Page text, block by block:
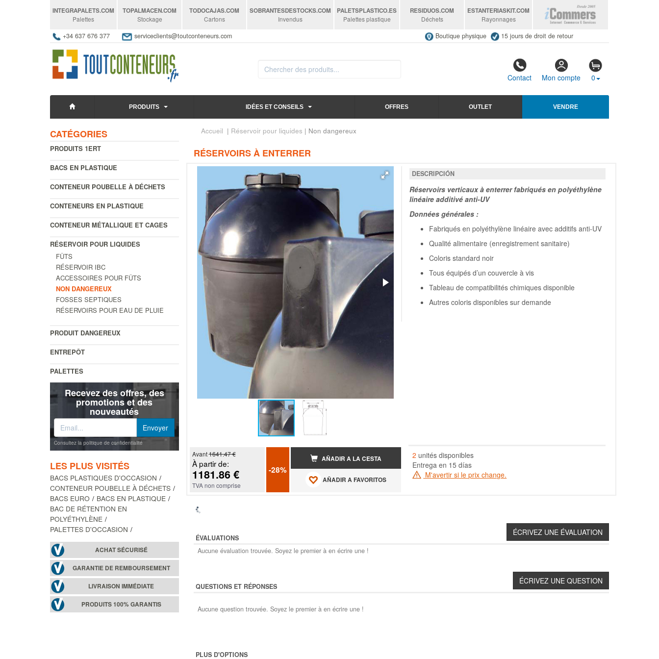
INTEGRAPALETS.COM
Palettes
TOPALMACEN.COM
Stockage
TODOCAJAS.COM
Cartons
SOBRANTESDESTOCKS.COM
Invendus
PALETSPLASTICO.ES
Palettes plastique
RESIDUOS.COM
Déchets
ESTANTERIASKIT.COM
Rayonnages
+34 637 676 377 serviceclients@toutconteneurs.com Boutique physique 15 jours de droit de retour
Contact Mon compte 0
PRODUITS IDÉES ET CONSEILS OFFRES OUTLET VENDRE
CATÉGORIES
PRODUITS 1ERT
BACS EN PLASTIQUE
CONTENEUR POUBELLE À DÉCHETS
CONTENEURS EN PLASTIQUE
CONTENEUR MÉTALLIQUE ET CAGES
RÉSERVOIR POUR LIQUIDES
FÛTS
RÉSERVOIR IBC
ACCESSOIRES POUR FÛTS
NON DANGEREUX
FOSSES SEPTIQUES
RÉSERVOIRS POUR EAU DE PLUIE
PRODUIT DANGEREUX
ENTREPÔT
PALETTES
Recevez des offres, des
promotions et des
nouveautés
Consultez la politique de confidentialité
LES PLUS VISITÉS
BACS PLASTIQUES D'OCCASION
CONTENEUR POUBELLE À DÉCHETS
BACS EURO
BACS EN PLASTIQUE
BAC DE RÉTENTION EN
POLYÉTHYLÈNE
PALETTES D'OCCASION
ACHAT SÉCURISÉ
GARANTIE DE REMBOURSEMENT
LIVRAISON IMMÉDIATE
PRODUITS 100% GARANTIS
Accueil | Réservoir pour liquides | Non dangereux
RÉSERVOIRS À ENTERRER
DESCRIPCIÓN
Réservoirs verticaux à enterrer fabriqués en polyéthylène
linéaire additivé anti-UV
Données générales :
Fabriqués en polyéthylène linéaire avec additifs anti-UV
Qualité alimentaire (enregistrement sanitaire)
Coloris standard noir
Tous équipés d’un couvercle à vis
Tableau de compatibilités chimiques disponible
Autres coloris disponibles sur demande
Avant1641.47 €
À partir de:
1181.86 €
TVA non comprise
-28%
AÑADIR A LA CESTA
AÑADIR A FAVORITOS
2 unités disponibles
Entrega en 15 días
M'avertir si le prix change.
ÉVALUATIONS
Aucune évaluation trouvée. Soyez le premier à en écrire une !
QUESTIONS ET RÉPONSES
Aucune question trouvée. Soyez le premier à en écrire une !
PLUS D'OPTIONS